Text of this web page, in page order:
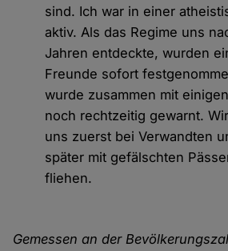
sind. Ich war in einer
aktiv. Als das Regime uns
Jahren entdeckte, wurden
Freunde sofort
wurde zusammen mit
noch rechtzeitig gewarnt.
uns zuerst bei Verwandten
später mit gefälschten
fliehen.
Gemessen an der